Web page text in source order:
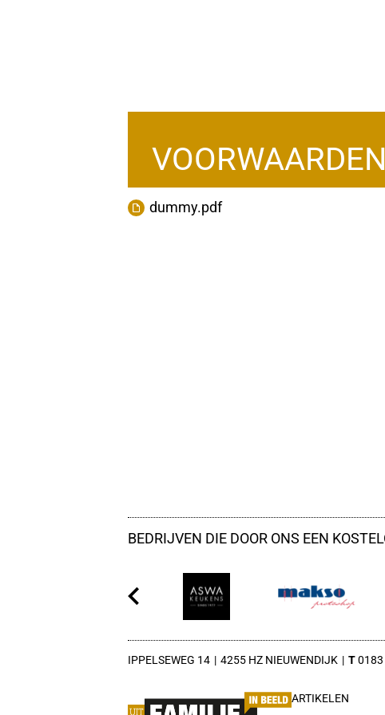
VOORWAARDEN
dummy.pdf
BEDRIJVEN DIE DOOR ONS EEN
IPPELSEWEG 14 4255 HZ NIEUWENDIJK
ARTIKELEN